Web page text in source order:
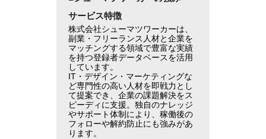
サービス特徴
株式会社シューマツワーカーは、
副業・フリーランス人材と企業を
マッチングする領域で豊富な実績
を持つ登録者データベースを活用
しています。
IT・デザイン・マーケティングな
ど専門性の高い人材を即戦力とし
て提案でき、企業の課題解決をス
ピーディに支援。独自のナレッジ
やサポート体制により、稼働後の
フォローや解約防止にも強みがあ
ります。